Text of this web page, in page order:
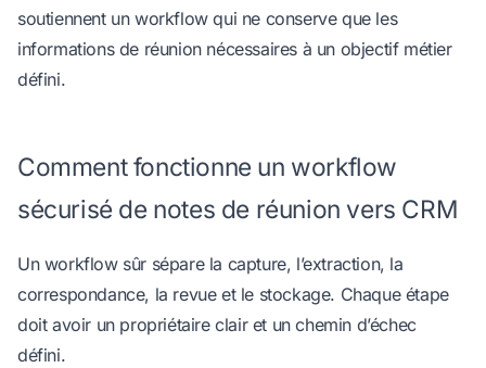
soutiennent un workflow qui ne conserve que les
informations de réunion nécessaires à un objectif métier
défini.
Comment fonctionne un workflow
sécurisé de notes de réunion vers CRM
Un workflow sûr sépare la capture, l’extraction, la
correspondance, la revue et le stockage. Chaque étape
doit avoir un propriétaire clair et un chemin d’échec
défini.